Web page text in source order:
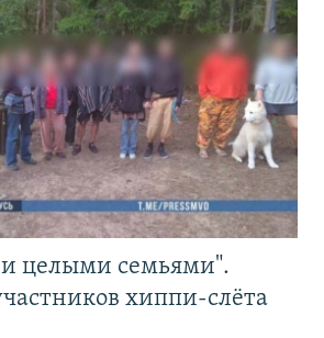
целыми семьями".
хиппи-слёта